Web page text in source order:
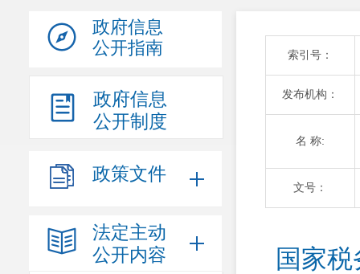
政府信息
公开指南
政府信息
公开制度
政策文件
法定主动
公开内容
索引号：
发布机构：
名 称:
文号：
国家